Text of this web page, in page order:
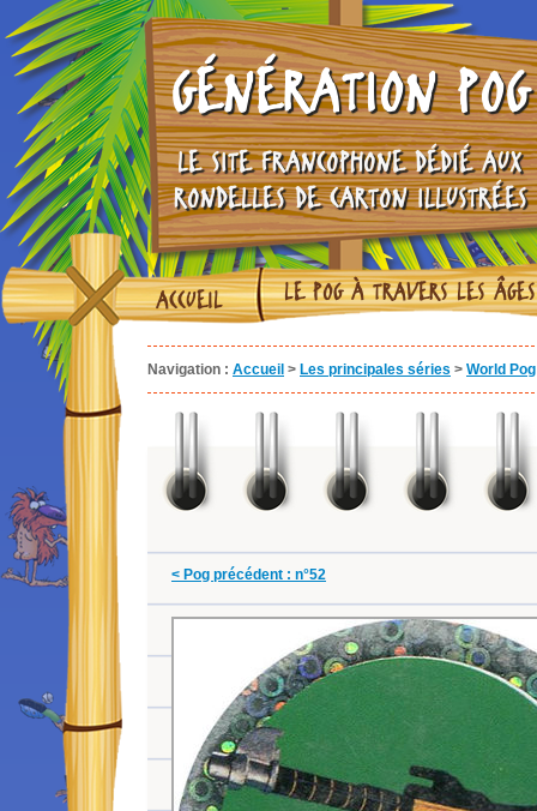
GÉNÉRATION POG
LE SITE FRANCOPHONE DÉDIÉ AUX
RONDELLES DE CARTON ILLUSTRÉES
ACCUEIL LE POG À TRAVERS LES ÂGES
Navigation : Accueil > Les principales séries > World
< Pog précédent : n°52